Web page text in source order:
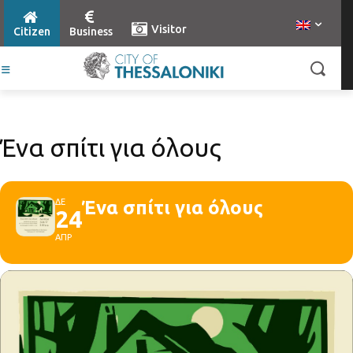
Citizen Business Visitor
Ένα σπίτι για όλους
ΔΕ
24
ΑΠΡ
Ένα σπίτι για όλους